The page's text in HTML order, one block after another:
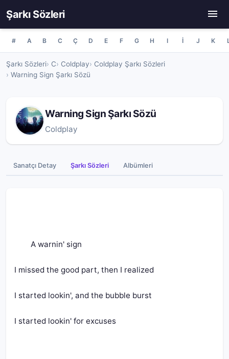
Şarkı Sözleri
# A B C Ç D E F G H I İ J K
Şarkı Sözleri C Coldplay
Coldplay Şarkı Sözleri
Warning Sign Şarkı Sözü
Warning Sign Şarkı Sözü
Coldplay
Sanatçı Detay Şarkı Sözleri Albümleri
	A warnin' sign
I missed the good part, then I realized
I started lookin', and the bubble burst
I started lookin' for excuses